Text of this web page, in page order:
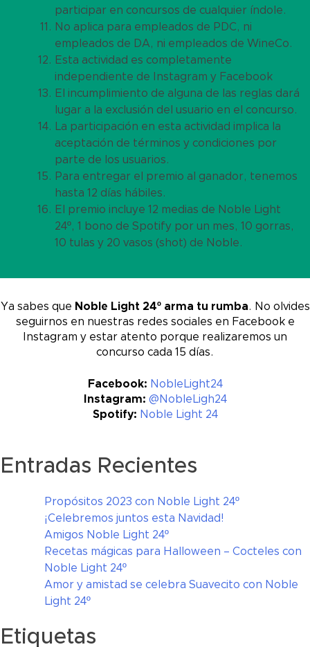
participar en concursos de cualquier índole.
No aplica para empleados de PDC, ni
empleados de DA, ni empleados de WineCo.
Esta actividad es completamente
independiente de Instagram y Facebook
El incumplimiento de alguna de las reglas dará
lugar a la exclusión del usuario en el concurso.
La participación en esta actividad implica la
aceptación de términos y condiciones por
parte de los usuarios.
Para entregar el premio al ganador, tenemos
hasta 12 días hábiles.
El premio incluye 12 medias de Noble Light
24º, 1 bono de Spotify por un mes, 10 gorras,
10 tulas y 20 vasos (shot) de Noble.
Ya sabes que Noble Light 24º arma tu rumba. No olvides
seguirnos en nuestras redes sociales en Facebook e
Instagram y estar atento porque realizaremos un
concurso cada 15 días.
Facebook: NobleLight24
Instagram: @NobleLigh24
Spotify: Noble Light 24
Entradas Recientes
Propósitos 2023 con Noble Light 24º
¡Celebremos juntos esta Navidad!
Amigos Noble Light 24º
Recetas mágicas para Halloween – Cocteles con
Noble Light 24º
Amor y amistad se celebra Suavecito con Noble
Light 24º
Etiquetas